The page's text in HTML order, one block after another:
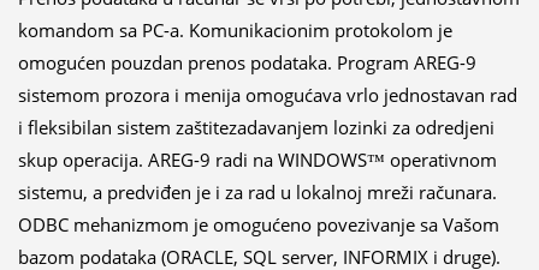
komandom sa PC-a. Komunikacionim protokolom je
omogućen pouzdan prenos podataka. Program AREG-9
sistemom prozora i menija omogućava vrlo jednostavan rad
i fleksibilan sistem zaštitezadavanjem lozinki za odredjeni
skup operacija. AREG-9 radi na WINDOWS™ operativnom
sistemu, a predviđen je i za rad u lokalnoj mreži računara.
ODBC mehanizmom je omogućeno povezivanje sa Vašom
bazom podataka (ORACLE, SQL server, INFORMIX i druge).